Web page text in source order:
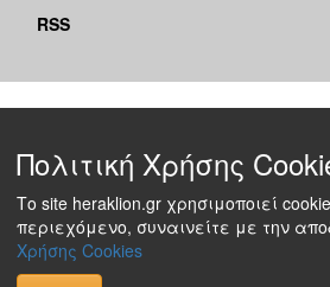
RSS
Πολιτική Χρήσης
Το site heraklion.gr χρησιμοποιεί
περιεχόμενο, συναινείτε με την
Χρήσης Cookies